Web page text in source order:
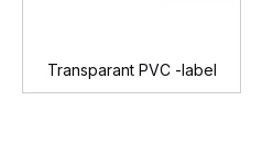
Transparant PVC -label